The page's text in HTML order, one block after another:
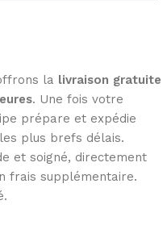
la livraison gratuite
. Une fois votre
prépare et expédie
plus brefs délais.
et soigné, directement
frais supplémentaire.